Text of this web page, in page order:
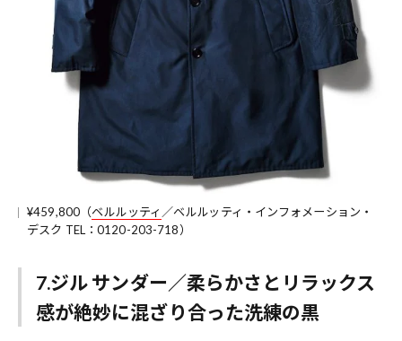
¥459,800（ベルルッティ ／ベルルッティ・インフォメーション・
デスク TEL：0120-203-718）
7.ジル サンダー／柔らかさとリラックス
感が絶妙に混ざり合った洗練の黒